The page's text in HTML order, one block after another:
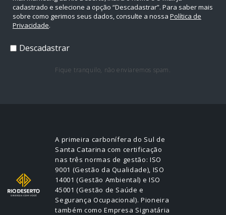
cadastrado e selecione a opção “Descadastrar”. Para saber mais
sobre como gerimos seus dados, consulte a nossa Política de
Privacidade.
Descadastrar
Fique tranquilo, não enviaremos spam.
A primeira carbonífera do Sul de
Santa Catarina com certificação
nas três normas de gestão: ISO
9001 (Gestão da Qualidade), ISO
14001 (Gestão Ambiental) e ISO
45001 (Gestão de Saúde e
Segurança Ocupacional). Pioneira
também como Empresa Signatária